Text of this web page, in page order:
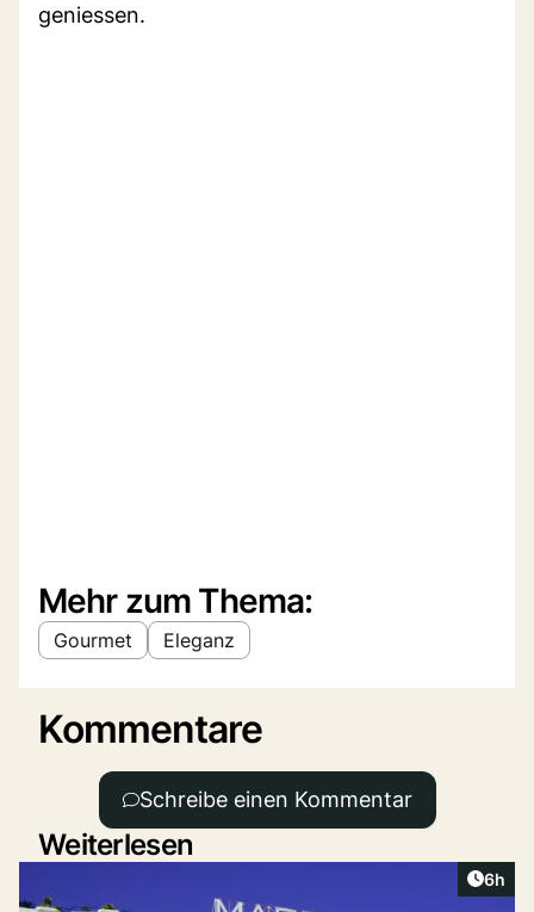
geniessen.
Mehr zum Thema:
Gourmet Eleganz
Kommentare
Schreibe einen Kommentar
Weiterlesen
6h